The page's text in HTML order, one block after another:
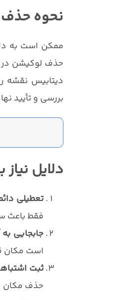
نحوه حذف
ممکن است به
حذف لوکیشن در
دیتابیس نقشه
بررسی و تأیید
دلایل
تعطیلی
فقط باعث
جابجایی
است مکان
ثبت
حذف مکان